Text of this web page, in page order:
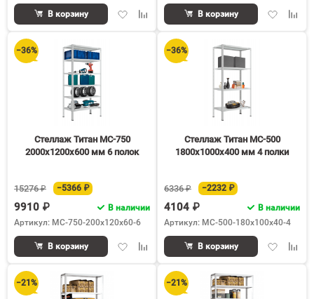
ДобавитьДобавить
сравнению
В корзину
Добавить
В корзину
−36%
Стеллаж Титан МС-750
2000х1200х600 мм 6 полок
15276 ₽ −5366 ₽
9910 ₽
В наличии
Артикул: МС-750-200х120х60-6
ДобавитьДобавить
сравнению
В корзину
−36%
Стеллаж Титан МС-500
1800х1000х400 мм 4 полки
6336 ₽ −2232 ₽
4104 ₽
В наличии
Артикул: МС-500-180х100х40-4
Добавить
В корзину
−21% −21%